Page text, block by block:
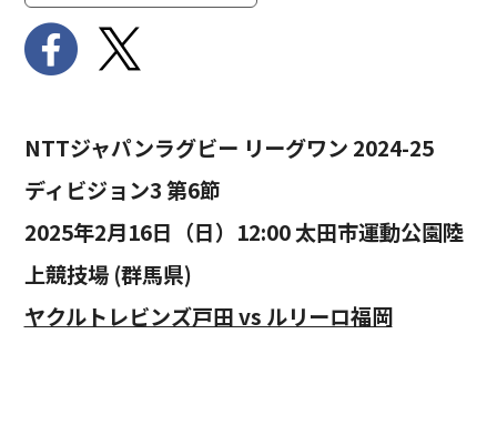
NTTジャパンラグビー リーグワン 2024-25
ディビジョン3 第6節
2025年2月16日（日）12:00 太田市運動公園陸
上競技場 (群馬県)
ヤクルトレビンズ戸田 vs ルリーロ福岡